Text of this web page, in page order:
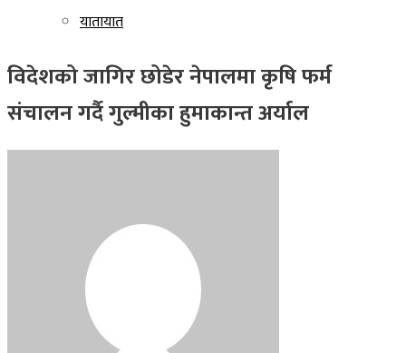
यातायात
विदेशको जागिर छोडेर नेपालमा कृषि फर्म
संचालन गर्दै गुल्मीका हुमाकान्त अर्याल